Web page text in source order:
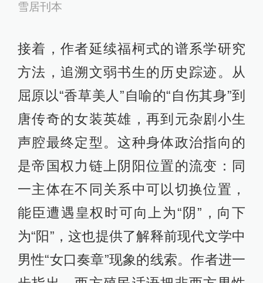
雪居刊本
接着，作者延续福柯式的谱系学研究
方法，追溯文弱书生的历史踪迹。从
屈原以“香草美人”自喻的“自伤其身”到
唐传奇的女装英雄，再到元杂剧小生
声腔最终定型。这种身体政治指向的
是帝国权力链上阴阳位置的流变：同
一主体在不同关系中可以切换位置，
能臣遭遇皇权时可向上为“阴”，向下
为“阳”，这也提供了解释前现代文学中
男性“女口奏章”现象的线索。作者进一